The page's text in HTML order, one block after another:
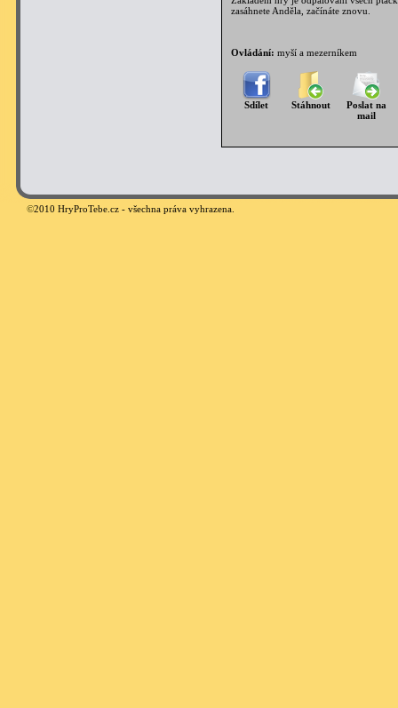
zasáhnete Anděla, začínáte znovu.
Ovládání: myší a mezerníkem
Sdílet Stáhnout
Poslat na
mail
©2010 HryProTebe.cz - všechna práva vyhrazena.